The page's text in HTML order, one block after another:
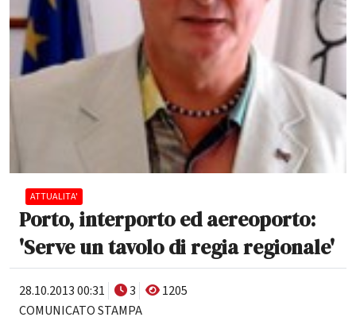
ATTUALITA'
Porto, interporto ed aereoporto:
'Serve un tavolo di regia regionale'
28.10.2013 00:31 3
1205
COMUNICATO STAMPA